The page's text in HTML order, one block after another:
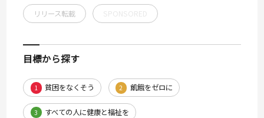
リリース転載
目標から探す
1 貧困をなくそう 2 飢餓をゼロに
3 すべての人に健康と福祉を